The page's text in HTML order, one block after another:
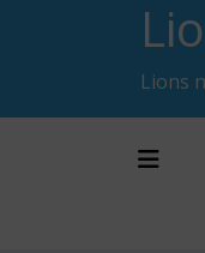
Lions